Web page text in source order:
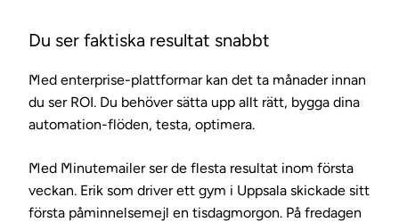
Du ser faktiska resultat snabbt
Med enterprise-plattformar kan det ta månader innan
du ser ROI. Du behöver sätta upp allt rätt, bygga dina
automation-flöden, testa, optimera.
Med Minutemailer ser de flesta resultat inom första
veckan. Erik som driver ett gym i Uppsala skickade sitt
första påminnelsemejl en tisdagmorgon. På fredagen